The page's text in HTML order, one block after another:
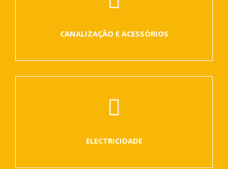
CANALIZAÇÃO E ACESSÓRIOS
ELECTRICIDADE